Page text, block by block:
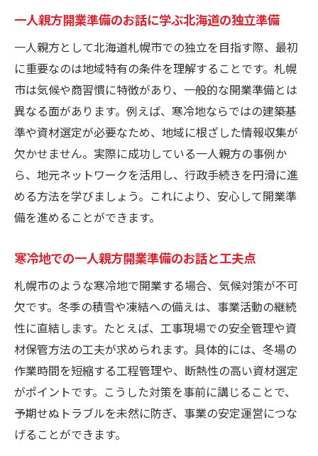
一人親方開業準備のお話が教えるリスク回
避策
失敗例に学ぶ一人親方開業準備のお話の活
用術
事前対策で安心できる一人親方開業準備の
お話
リスク管理に役立つ一人親方開業準備のお
話の要点
一人親方開業準備のお話を活かす安全対策
の実践
の重要性
地元ネットワーク活用で広がる独立の可能性
一人親方開業準備のお話を活かす地元ネッ
トワーク
独立成功に直結する一人親方開業準備のお
話の活用法
地域交流と一人親方開業準備のお話の相乗
効果
地元協力で進める一人親方開業準備のお話
一人親方開業準備のお話に学ぶ北海道の独立準備
一人親方として北海道札幌市での独立を目指す際、最初
に重要なのは地域特有の条件を理解することです。札幌
市は気候や商習慣に特徴があり、一般的な開業準備とは
異なる面があります。例えば、寒冷地ならではの建築基
準や資材選定が必要なため、地域に根ざした情報収集が
欠かせません。実際に成功している一人親方の事例か
ら、地元ネットワークを活用し、行政手続きを円滑に進
める方法を学びましょう。これにより、安心して開業準
備を進めることができます。
寒冷地での一人親方開業準備のお話と工夫点
札幌市のような寒冷地で開業する場合、気候対策が不可
欠です。冬季の積雪や凍結への備えは、事業活動の継続
性に直結します。たとえば、工事現場での安全管理や資
材保管方法の工夫が求められます。具体的には、冬場の
作業時間を短縮する工程管理や、断熱性の高い資材選定
がポイントです。こうした対策を事前に講じることで、
予期せぬトラブルを未然に防ぎ、事業の安定運営につな
げることができます。